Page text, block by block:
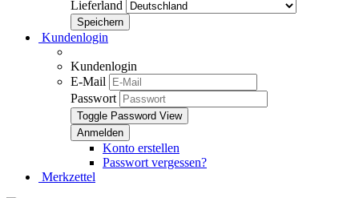
Lieferland
Kundenlogin
Kundenlogin
E-Mail
Passwort
Toggle Password View
Konto erstellen
Passwort vergessen?
Merkzettel